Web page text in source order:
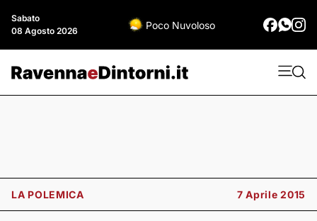
Sabato
08 Agosto 2026
Poco Nuvoloso
LA POLEMICA 7 Aprile 2015